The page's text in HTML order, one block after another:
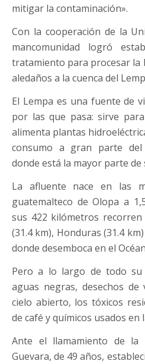
mitigar la contaminación».
Con la cooperación de la
mancomunidad logró
tratamiento para procesar la
aledaños a la cuenca del
El Lempa es una fuente de
por las que pasa: sirve
alimenta plantas
consumo a gran parte del
donde está la mayor parte de
La afluente nace en las
guatemalteco de Olopa a
sus 422 kilómetros
(31.4 km), Honduras (31.4
donde desemboca en el
Pero a lo largo de todo
aguas negras, desechos
cielo abierto, los tóxicos
de café y químicos usados en
Ante el llamamiento de la
Guevara, de 49 años,